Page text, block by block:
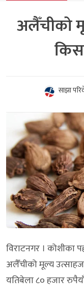
अलैँचीको
साझा
विराटनगर । कोशीका
अलैँचीको मूल्य
यतिबेला ८० हजार